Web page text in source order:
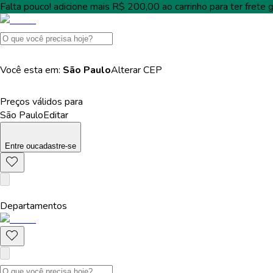
Falta pouco! adicione mais R$ 200,00 ao carrinho para terfrete
Você esta em: São PauloAlterarCEP
Preços válidos para
São PauloEditar
Entre oucadastre-se
Departamentos